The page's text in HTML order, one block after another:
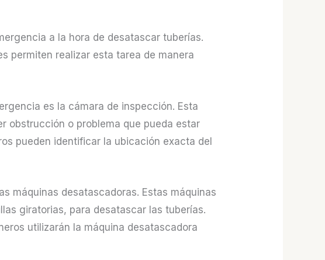
a la hora de desatascar tuberías.
permiten realizar esta tarea de manera
es la cámara de inspección. Esta
obstrucción o problema que pueda estar
pueden identificar la ubicación exacta del
máquinas desatascadoras. Estas máquinas
giratorias, para desatascar las tuberías.
utilizarán la máquina desatascadora